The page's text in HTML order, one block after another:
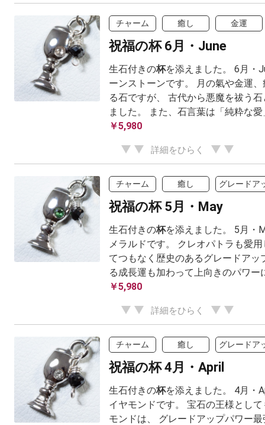
チャーム 癒し 金運
祝福の杯 6月・June
生石付きの杯を添えました。 6月・
ーンストーンです。 月の氣や金運
る石ですが、 古代から悪魔を祓う
ました。 また、石言葉は「純粋な愛
￥5,980
詳細をひらく
チャーム 癒し グレードア
祝福の杯 5月・May
生石付きの杯を添えました。 5月・
メラルドです。 クレオパトラも愛
てつもなく歴史のあるグレードアッ
る成長運も加わって上向きのパワー
￥5,980
詳細をひらく
チャーム 癒し グレードア
祝福の杯 4月・April
生石付きの杯を添えました。 4月・
イヤモンドです。 宝石の王様とし
モンドは、 グレードアップパワー